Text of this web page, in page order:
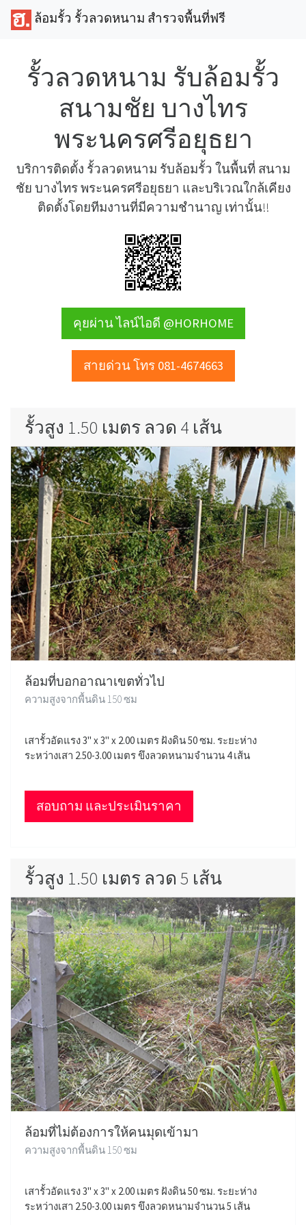
ล้อมรั้ว รั้วลวดหนาม สำรวจพื้นที่ฟรี
รั้วลวดหนาม รับล้อมรั้ว
สนามชัย บางไทร
พระนครศรีอยุธยา
บริการติดตั้ง รั้วลวดหนาม รับล้อมรั้ว ในพื้นที่ สนาม
ชัย บางไทร พระนครศรีอยุธยา และบริเวณใกล้เคียง
ติดตั้งโดยทีมงานที่มีความชำนาญ เท่านั้น!!
คุยผ่าน ไลน์ไอดี @HORHOME
สายด่วน โทร 081-4674663
รั้วสูง 1.50 เมตร ลวด 4 เส้น
ล้อมที่บอกอาณาเขตทั่วไป
ความสูงจากพื้นดิน 150 ซม
เสารั้วอัดแรง 3" x 3" x 2.00 เมตร ฝังดิน 50 ซม. ระยะห่าง
ระหว่างเสา 2.50-3.00 เมตร ขึงลวดหนามจำนวน 4 เส้น
สอบถาม และประเมินราคา
รั้วสูง 1.50 เมตร ลวด 5 เส้น
ล้อมที่ไม่ต้องการให้คนมุดเข้ามา
ความสูงจากพื้นดิน 150 ซม
เสารั้วอัดแรง 3" x 3" x 2.00 เมตร ฝังดิน 50 ซม. ระยะห่าง
ระหว่างเสา 2.50-3.00 เมตร ขึงลวดหนามจำนวน 5 เส้น